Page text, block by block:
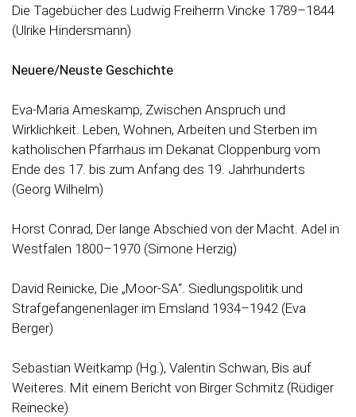
Die Tagebücher des Ludwig Freiherrn Vincke 1789–1844
(Ulrike Hindersmann)
Neuere/Neuste Geschichte
Eva-Maria Ameskamp, Zwischen Anspruch und
Wirklichkeit. Leben, Wohnen, Arbeiten und Sterben im
katholischen Pfarrhaus im Dekanat Cloppenburg vom
Ende des 17. bis zum Anfang des 19. Jahrhunderts
(Georg Wilhelm)
Horst Conrad, Der lange Abschied von der Macht. Adel in
Westfalen 1800–1970 (Simone Herzig)
David Reinicke, Die „Moor-SA“. Siedlungspolitik und
Strafgefangenenlager im Emsland 1934–1942 (Eva
Berger)
Sebastian Weitkamp (Hg.), Valentin Schwan, Bis auf
Weiteres. Mit einem Bericht von Birger Schmitz (Rüdiger
Reinecke)